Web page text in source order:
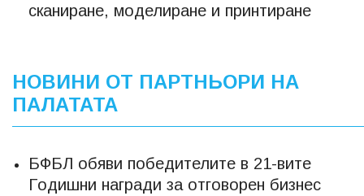
сканиране, моделиране и принтиране
НОВИНИ ОТ ПАРТНЬОРИ НА
ПАЛАТАТА
БФБЛ обяви победителите в 21-вите
Годишни награди за отговорен бизнес